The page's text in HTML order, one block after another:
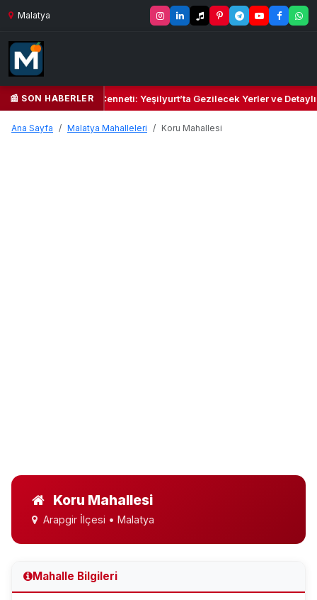
Malatya
📰 SON HABERLER
Yeşil Kalbi ve Kültür Cenneti: Yeşilyurt’ta Gezilecek Yerler ve Detaylı
Ana Sayfa Malatya Mahalleleri Koru Mahallesi
Koru Mahallesi
Arapgir İlçesi • Malatya
Mahalle Bilgileri